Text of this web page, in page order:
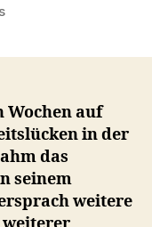
on
Authentifizierung
im
Betastatus
Wochen auf
in der
das
seinem
weitere